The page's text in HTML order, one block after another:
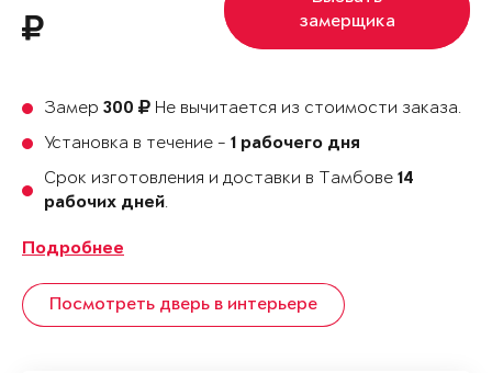
замерщика
Замер 300
Не вычитается из стоимости заказа.
Установка в течение - 1 рабочего дня
Срок изготовления и доставки в Тамбове 14
рабочих дней.
Подробнее
Посмотреть дверь в интерьере